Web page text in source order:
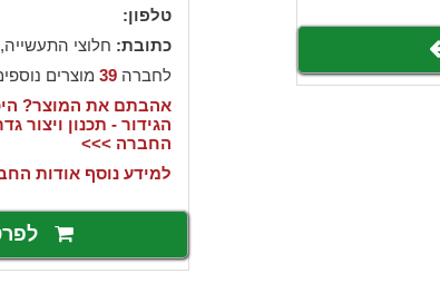
טלפון:
כתובת: חלוצי
לחברה39 מוצרים
אהבתם את המוצר?
הגידור - תכנון ויצור
החברה >>>
למידע נוסף אודות